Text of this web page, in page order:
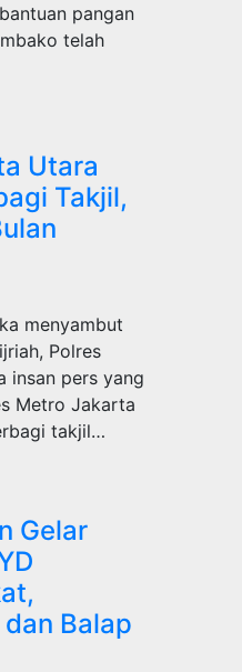
pangan
telah
Utara
Takjil,
menyambut
Polres
insan pers yang
Metro Jakarta
takjil…
Gelar
Balap